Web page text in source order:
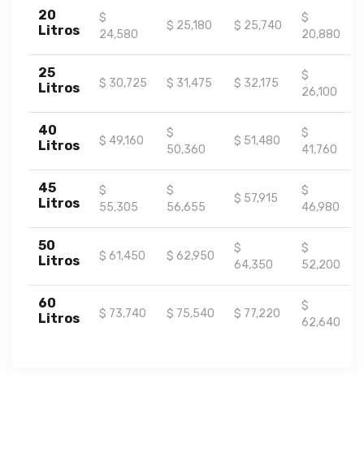
20
Litros
$
24,580
$ 25,180 $ 25,740
$
20,880
25
Litros
$ 30,725 $ 31,475 $ 32,175
$
26,100
40
Litros
$ 49,160
$
50,360
$ 51,480
$
41,760
45
Litros
$
55,305
$
56,655
$ 57,915
$
46,980
50
Litros
$ 61,450 $ 62,950
$
64,350
$
52,200
60
Litros
$ 73,740 $ 75,540 $ 77,220
$
62,640